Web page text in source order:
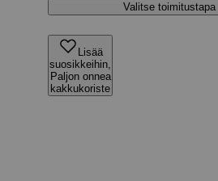
Valitse toimitustapa
Lisää
suosikkeihin,
Paljon onnea
kakkukoriste